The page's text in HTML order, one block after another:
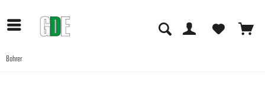
Bohrer